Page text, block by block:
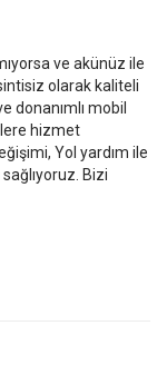
ve akünüz ile
olarak kaliteli
donanımlı mobil
hizmet
Yol yardım ile
Bizi